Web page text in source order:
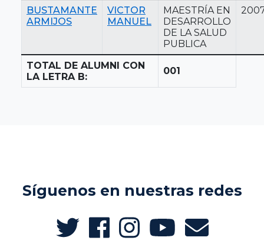
BUSTAMANTE
ARMIJOS
VICTOR
MANUEL
MAESTRÍA EN
DESARROLLO
DE LA SALUD
PUBLICA
TOTAL DE ALUMNI CON
LA LETRA B:
001
Síguenos en nuestras redes